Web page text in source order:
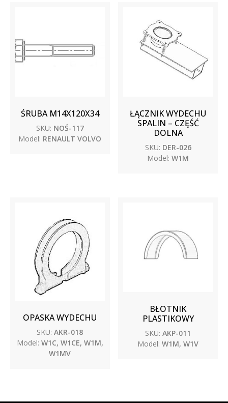
ŚRUBA M14X120X34
SKU: NOŚ-117
Model: RENAULT VOLVO
ŁĄCZNIK WYDECHU
SPALIN – CZĘŚĆ
DOLNA
SKU: DER-026
Model: W1M
OPASKA WYDECHU
SKU: AKR-018
Model: W1C, W1CE, W1M,
W1MV
BŁOTNIK
PLASTIKOWY
SKU: AKP-011
Model: W1M, W1V